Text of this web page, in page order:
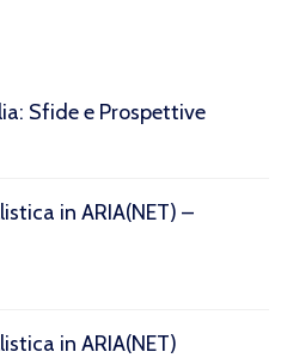
Sfide e Prospettive
in ARIA(NET) –
in ARIA(NET)